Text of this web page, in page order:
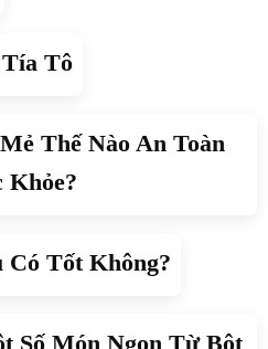
Tô
Thế Nào An Toàn
Khỏe?
Có Tốt Không?
Số Món Ngon Từ Bột